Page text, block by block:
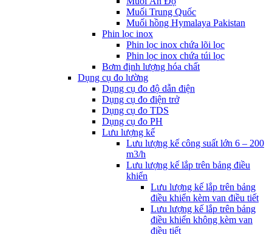
Muối Trung Quốc
Muối hồng Hymalaya Pakistan
Phin lọc inox
Phin lọc inox chứa lõi lọc
Phin lọc inox chứa túi lọc
Bơm định lượng hóa chất
Dụng cụ đo lường
Dụng cụ đo độ dẫn điện
Dụng cụ đo điện trở
Dụng cụ đo TDS
Dụng cụ đo PH
Lưu lượng kế
Lưu lượng kế công suất lớn 6 – 200
m3/h
Lưu lượng kế lắp trên bảng điều
khiển
Lưu lượng kế lắp trên bảng
điều khiển kèm van điều tiết
Lưu lượng kế lắp trên bảng
điều khiển không kèm van
điều tiết